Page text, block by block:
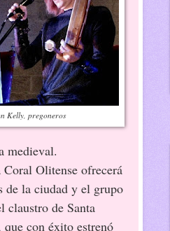
Kelly, pregoneros
medieval.
Olitense ofrecerá
de la ciudad y el grupo
claustro de Santa
con éxito estrenó